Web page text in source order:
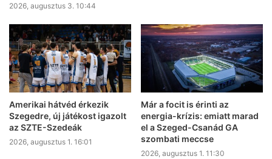
2026, augusztus 3. 10:44
Amerikai hátvéd érkezik
Szegedre, új játékost igazolt
az SZTE-Szedeák
2026, augusztus 1. 16:01
Már a focit is érinti az
energia-krízis: emiatt marad
el a Szeged-Csanád GA
szombati meccse
2026, augusztus 1. 11:30